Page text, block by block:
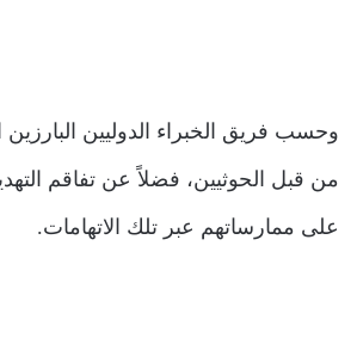
من قبل الحوثيين، فضلاً عن تفاقم
على ممارساتهم عبر تلك الاتهامات.